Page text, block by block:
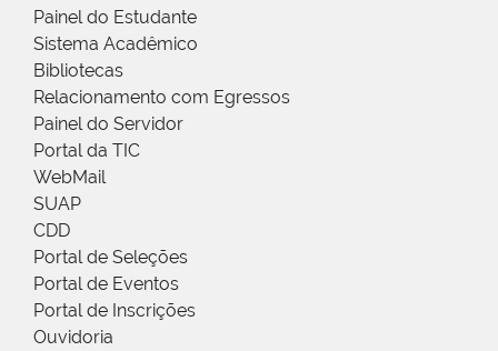
Painel do Estudante
Sistema Acadêmico
Bibliotecas
Relacionamento com Egressos
Painel do Servidor
Portal da TIC
WebMail
SUAP
CDD
Portal de Seleções
Portal de Eventos
Portal de Inscrições
Ouvidoria